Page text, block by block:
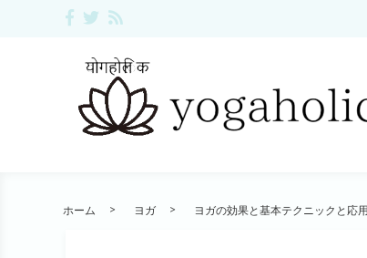
ホーム ヨガ ヨガの効果と基本テクニックと応